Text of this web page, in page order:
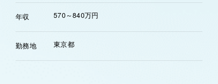
年収 570～840万円
勤務地 東京都